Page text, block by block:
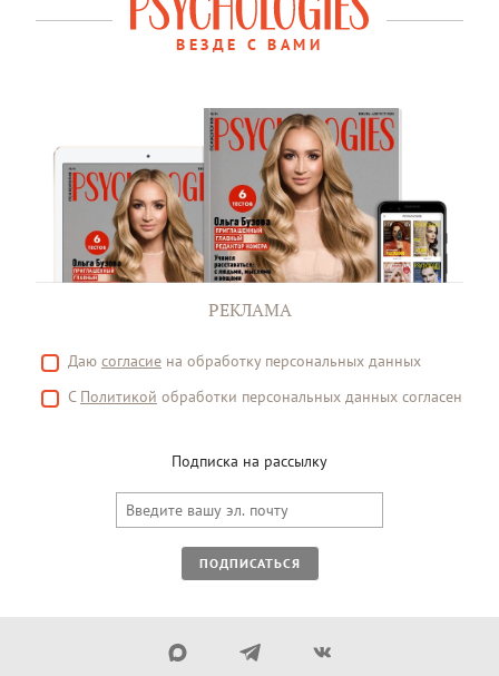
ВЕЗДЕ С ВАМИ
РЕКЛАМА
Даю согласие на обработку персональных данных
С Политикой обработки персональных данных согласен
Подписка на рассылку
ПОДПИСАТЬСЯ